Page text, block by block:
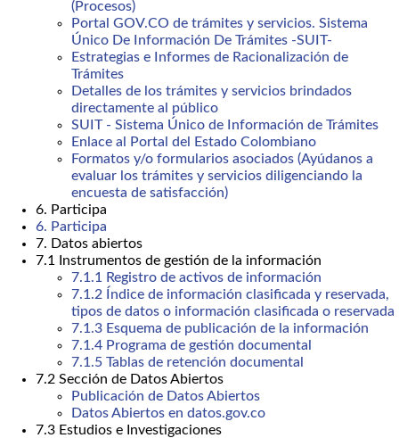
(Procesos)
Portal GOV.CO de trámites y servicios. Sistema
Único De Información De Trámites -SUIT-
Estrategias e Informes de Racionalización de
Trámites
Detalles de los trámites y servicios brindados
directamente al público
SUIT - Sistema Único de Información de Trámites
Enlace al Portal del Estado Colombiano
Formatos y/o formularios asociados (Ayúdanos a
evaluar los trámites y servicios diligenciando la
encuesta de satisfacción)
6. Participa
6. Participa
7. Datos abiertos
7.1 Instrumentos de gestión de la información
7.1.1 Registro de activos de información
7.1.2 Índice de información clasificada y reservada,
tipos de datos o información clasificada o reservada
7.1.3 Esquema de publicación de la información
7.1.4 Programa de gestión documental
7.1.5 Tablas de retención documental
7.2 Sección de Datos Abiertos
Publicación de Datos Abiertos
Datos Abiertos en datos.gov.co
7.3 Estudios e Investigaciones